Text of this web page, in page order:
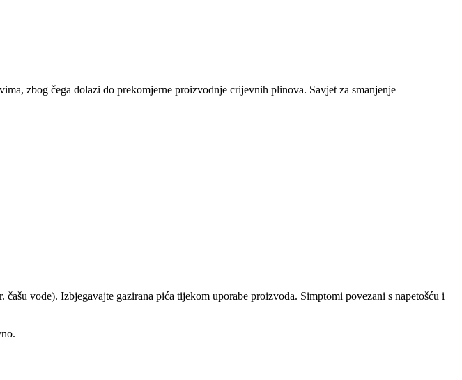
zbog čega dolazi do prekomjerne proizvodnje crijevnih plinova. Savjet za smanjenje
vode). Izbjegavajte gazirana pića tijekom uporabe proizvoda. Simptomi povezani s napetošću i